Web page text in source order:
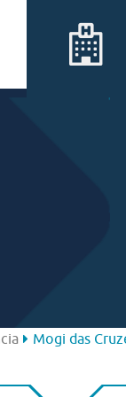
Mogi das